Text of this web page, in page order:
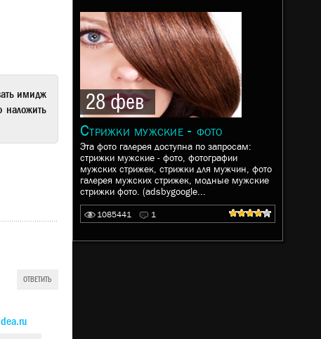
имидж
наложить
ОТВЕТИТЬ
28 фев
Стрижки мужские - фото
Эта фото галерея доступна по запросам:
стрижки мужские - фото, фотографии
мужских стрижек, стрижки для мужчин, фото
галерея мужских стрижек, модные мужские
стрижки фото. (adsbygoogle...
1085441 1